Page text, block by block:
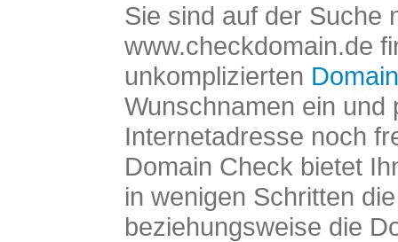
Sie sind auf der Suche
www.checkdomain.de
unkomplizierten
Wunschnamen ein und
Internetadresse noch
Domain Check bietet
in wenigen Schritten
beziehungsweise die